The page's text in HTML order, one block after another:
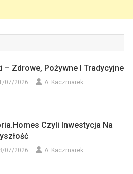
– Zdrowe, Pożywne I Tradycyjne
07/2026 A. Kaczmarek
Czyli Inwestycja Na
07/2026 A. Kaczmarek